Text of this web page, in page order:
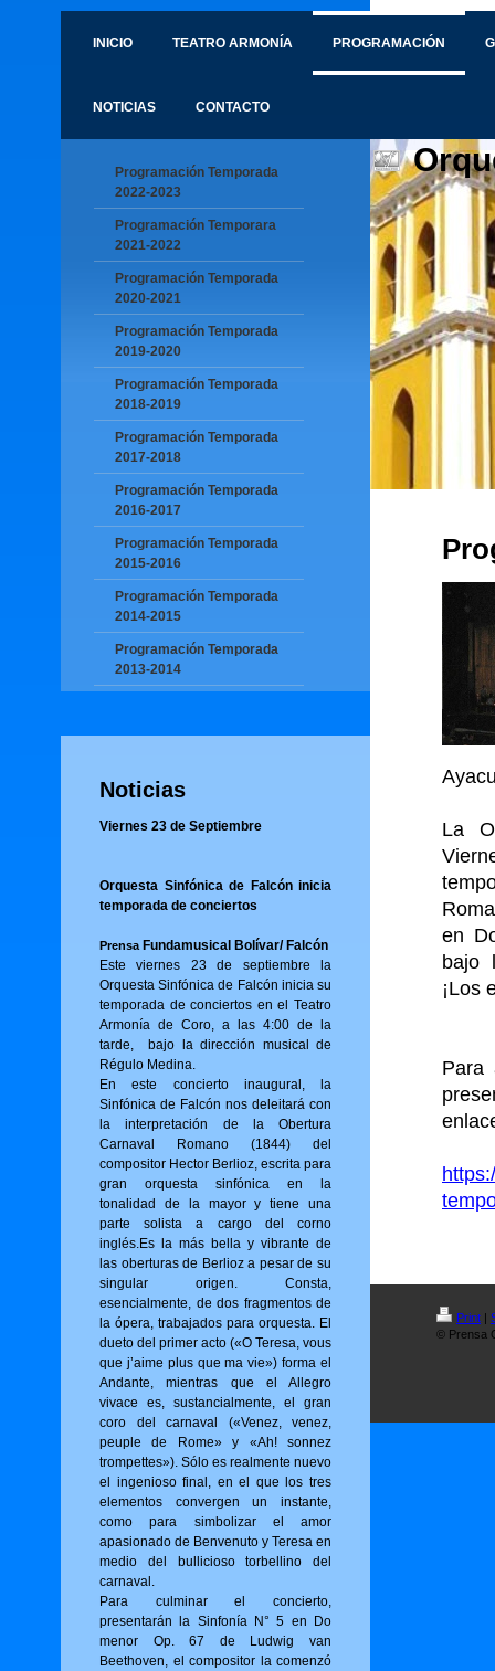
INICIO TEATRO ARMONÍA PROGRAMACIÓN
NOTICIAS CONTACTO
Programación Temporada
2022-2023
Programación Temporara
2021-2022
Programación Temporada
2020-2021
Programación Temporada
2019-2020
Programación Temporada
2018-2019
Programación Temporada
2017-2018
Programación Temporada
2016-2017
Programación Temporada
2015-2016
Programación Temporada
2014-2015
Programación Temporada
2013-2014
Noticias
Viernes 23 de Septiembre
Orquesta Sinfónica de Falcón inicia
temporada de conciertos
PrensaFundamusical Bolívar/ Falcón
Este viernes 23 de septiembre la
Orquesta Sinfónica de Falcón inicia su
temporada de conciertos en el Teatro
Armonía de Coro, a las 4:00 de la
tarde, bajo la dirección musical de
Régulo Medina.
En este concierto inaugural, la
Sinfónica de Falcón nos deleitará con
la interpretación de la Obertura
Carnaval Romano (1844) del
compositor Hector Berlioz, escrita para
gran orquesta sinfónica en la
tonalidad de la mayor y tiene una
parte solista a cargo del corno
inglés.Es la más bella y vibrante de
las oberturas de Berlioz a pesar de su
singular origen. Consta,
esencialmente, de dos fragmentos de
la ópera, trabajados para orquesta. El
dueto del primer acto («O Tere­sa, vous
que j’aime plus que ma vie») for­ma el
Andante, mientras que el Allegro
vivace es, sustancialmente, el gran
coro del carnaval («Venez, venez,
peuple de Rome» y «Ah! sonnez
trompettes»). Sólo es realmente nuevo
el ingenioso final, en el que los tres
elementos convergen un instante,
como para simbolizar el amor
apasionado de Benvenuto y Teresa en
medio del bullicioso torbellino del
carnaval.
Para culminar el concierto,
presentarán la Sinfonía N° 5 en Do
menor Op. 67 de Ludwig van
Beethoven, el compositor la comenzó
La
en
bajo
¡Los
Para
Print |
© Prensa